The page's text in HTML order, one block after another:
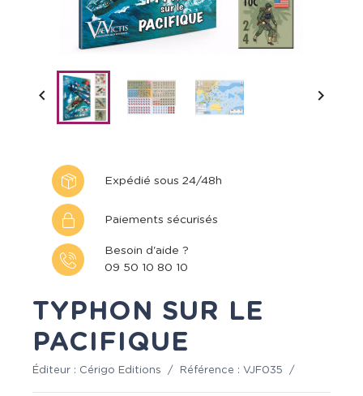
 
Expédié sous 24/48h
Paiements sécurisés
Besoin d'aide ?
09 50 10 80 10
TYPHON SUR LE
PACIFIQUE
Éditeur : Cérigo Editions / Référence : VJF035 /